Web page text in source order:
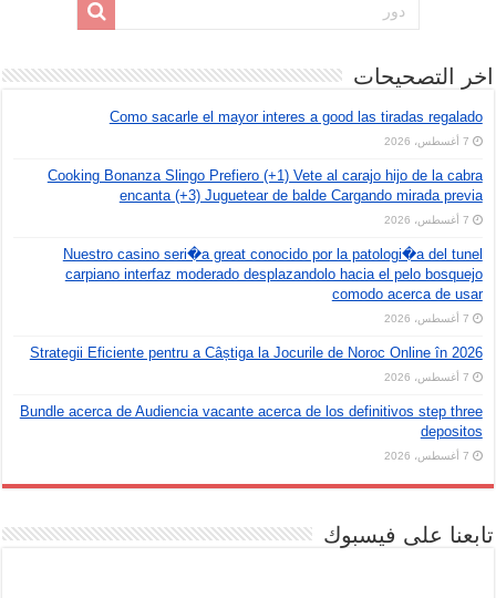
اخر التصحيحات
Como sacarle el mayor interes a good las tiradas regalado
7 أغسطس، 2026
Cooking Bonanza Slingo Prefiero (+1) Vete al carajo hijo de la cabra
encanta (+3) Juguetear de balde Cargando mirada previa
7 أغسطس، 2026
Nuestro casino seri�a great conocido por la patologi�a del tunel
carpiano interfaz moderado desplazandolo hacia el pelo bosquejo
comodo acerca de usar
7 أغسطس، 2026
Strategii Eficiente pentru a Câștiga la Jocurile de Noroc Online în 2026
7 أغسطس، 2026
Bundle acerca de Audiencia vacante acerca de los definitivos step three
depositos
7 أغسطس، 2026
تابعنا على فيسبوك